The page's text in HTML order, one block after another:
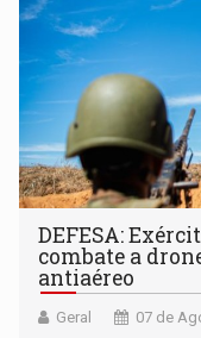
DEFESA:
combate a
antiaéreo
Geral 07 de